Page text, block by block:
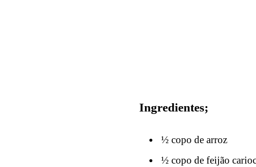
Ingredientes;
½ copo de arroz
½ copo de feijão